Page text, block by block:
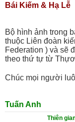
Bái Kiếm & Hạ Lễ
Bộ hình ảnh trong
thuộc Liên đoàn
Federation ) và sẽ
theo thứ tự từ
Chúc mọi người
Tuấn Anh
Thiên